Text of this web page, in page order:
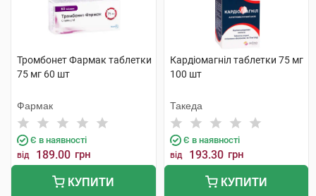
Тромбонет Фармак таблетки
75 мг 60 шт
Фармак
Є в наявності
від 189.00 грн
КУПИТИ
Кардіомагніл таблетки 75 мг
100 шт
Такеда
Є в наявності
від 193.30 грн
КУПИТИ